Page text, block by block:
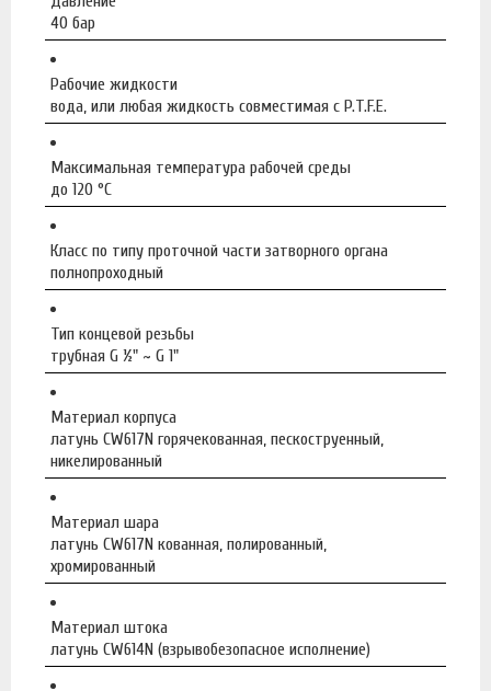
40 бар
Рабочие жидкости
вода, или любая жидкость совместимая с P.T.F.E.
Максимальная температура рабочей среды
до 120 °C
Класс по типу проточной части затворного органа
полнопроходный
Тип концевой резьбы
трубная G ½" ~ G 1"
Материал корпуса
латунь CW617N горячекованная, пескоструенный,
никелированный
Материал шара
латунь CW617N кованная, полированный,
хромированный
Материал штока
латунь CW614N (взрывобезопасное исполнение)